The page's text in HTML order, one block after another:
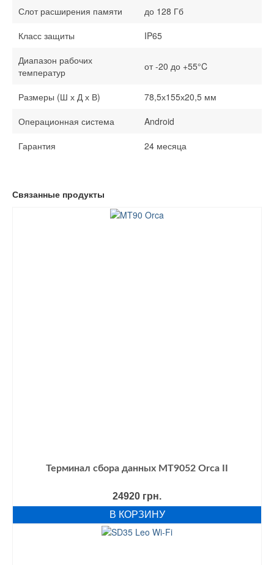
Слот расширения памяти
до 128 Гб
Класс защиты
IP65
Диапазон рабочих
температур
от -20 до +55°C
Размеры (Ш х Д х В)
78,5х155х20,5 мм
Операционная система
Android
Гарантия
24 месяца
Связанные продукты
Терминал сбора данных MT9052 Orca II
24920 грн.
В КОРЗИНУ